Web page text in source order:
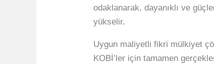
odaklanarak, dayanıklı ve
yükselir.
Uygun maliyetli fikri mülkiyet
KOBİ’ler için tamamen